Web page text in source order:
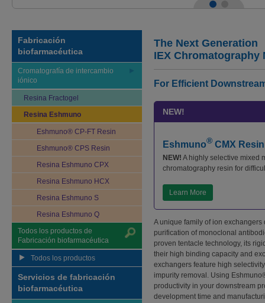
Fabricación
biofarmacéutica
Cromatografía de intercambio
iónico
Resina Fractogel
Resina Eshmuno
Eshmuno® CP-FT Resin
Eshmuno® CPS Resin
Resina Eshmuno CPX
Resina Eshmuno HCX
Resina Eshmuno S
Resina Eshmuno Q
Todos los productos de
Fabricación biofarmacéutica
Todos los productos
Servicios de fabricación
biofarmacéutica
The Next Generation
IEX Chromatography
For Efficient
NEW!
Eshmuno® CMX Resin
NEW! A highly selective mixed
chromatography resin for
Learn More
A unique family of ion
purification of monoclonal
proven tentacle technology, its
their high binding capacity and
exchangers feature high
impurity removal. Using
productivity in your downstream
development time and